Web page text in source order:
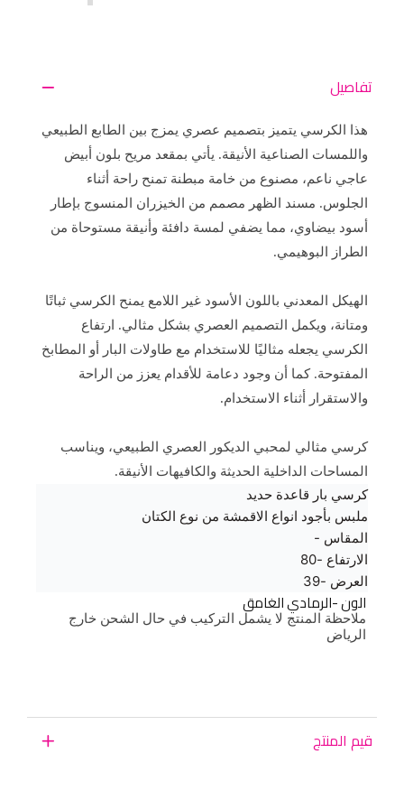
تفاصيل
هذا الكرسي يتميز بتصميم عصري يمزج بين الطابع الطبيعي
واللمسات الصناعية الأنيقة. يأتي بمقعد مريح بلون أبيض
عاجي ناعم، مصنوع من خامة مبطنة تمنح راحة أثناء
الجلوس. مسند الظهر مصمم من الخيزران المنسوج بإطار
أسود بيضاوي، مما يضفي لمسة دافئة وأنيقة مستوحاة من
الطراز البوهيمي.
الهيكل المعدني باللون الأسود غير اللامع يمنح الكرسي ثباتًا
ومتانة، ويكمل التصميم العصري بشكل مثالي. ارتفاع
الكرسي يجعله مثاليًا للاستخدام مع طاولات البار أو المطابخ
المفتوحة. كما أن وجود دعامة للأقدام يعزز من الراحة
والاستقرار أثناء الاستخدام.
كرسي مثالي لمحبي الديكور العصري الطبيعي، ويناسب
المساحات الداخلية الحديثة والكافيهات الأنيقة.
كرسي بار قاعدة حديد
ملبس بأجود انواع الاقمشة من نوع الكتان
المقاس -
الارتفاع -80
العرض -39
الون -الرمادي الغامق
ملاحظة المنتج لا يشمل التركيب في حال الشحن خارج
الرياض
قيم المنتج